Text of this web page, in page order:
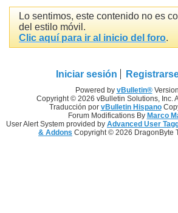
Lo sentimos, este contenido no es
del estilo móvil.
Clic aquí para ir al inicio del foro.
Iniciar sesión
Powered by vBulletin®
Copyright © 2026 vBulletin Solutions, Inc.
Traducción por vBulletin Hispano
Forum Modifications By Marco
User Alert System provided by Advanced User
& Addons Copyright © 2026 DragonByte